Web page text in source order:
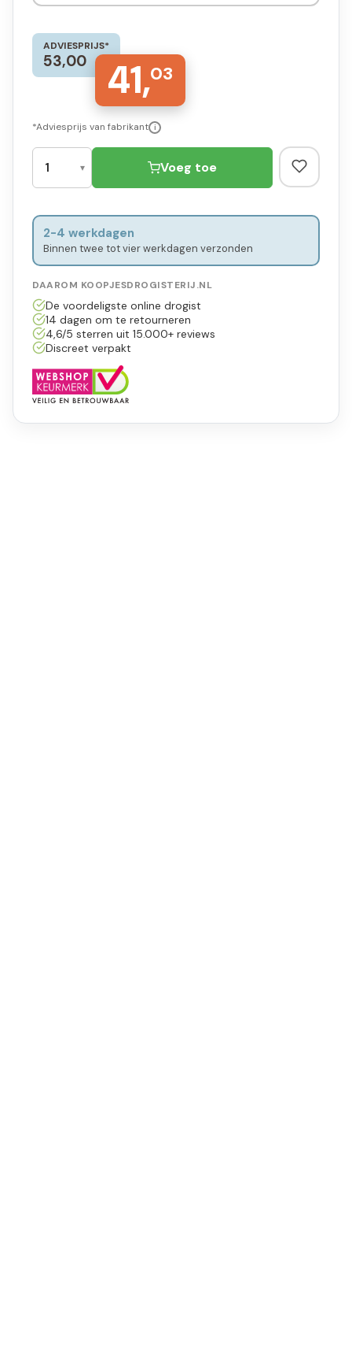
ADVIESPRIJS*
53,00 41,03
*Adviesprijs van fabrikant i
Voeg toe
2-4 werkdagen
Binnen twee tot vier werkdagen verzonden
DAAROM KOOPJESDROGISTERIJ.NL
De voordeligste online drogist
14 dagen om te retourneren
4,6/5 sterren uit 15.000+ reviews
Discreet verpakt